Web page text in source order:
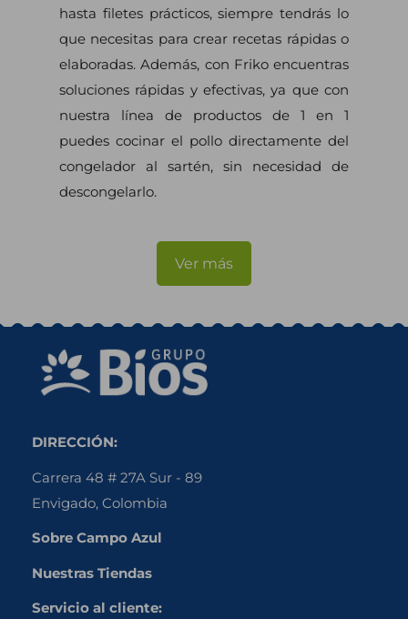
hasta filetes prácticos, siempre tendrás lo
que necesitas para crear recetas rápidas o
elaboradas. Además, con Friko encuentras
soluciones rápidas y efectivas, ya que con
nuestra línea de productos de 1 en 1
puedes cocinar el pollo directamente del
congelador al sartén, sin necesidad de
descongelarlo.
Ver más
DIRECCIÓN:
Carrera 48 # 27A Sur - 89
Envigado, Colombia
Sobre Campo Azul
Nuestras Tiendas
Servicio al cliente: